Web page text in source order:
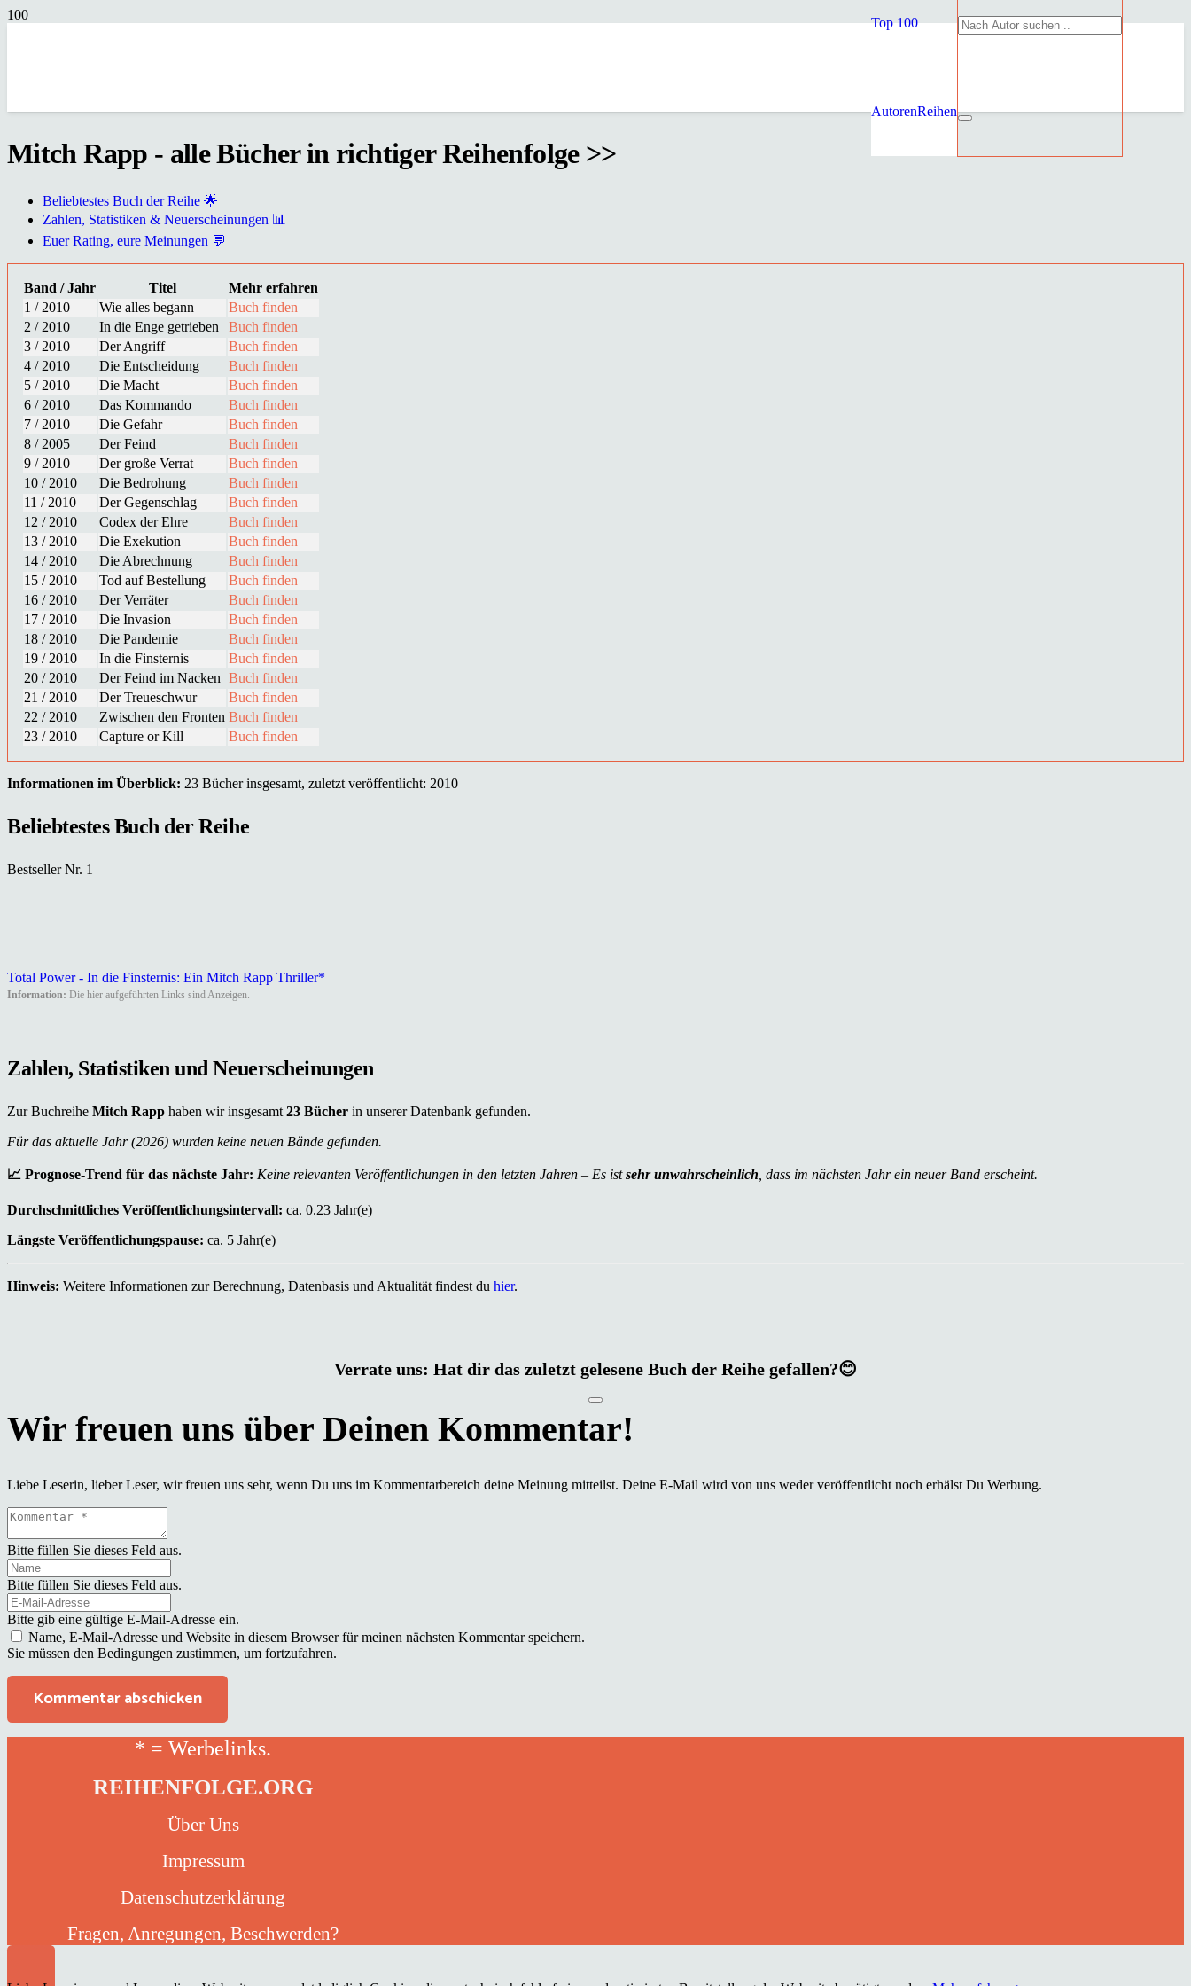
Top 100
AutorenReihen
Mitch Rapp - alle Bücher in richtiger Reihenfolge >>
Beliebtestes Buch der Reihe 🌟
Zahlen, Statistiken & Neuerscheinungen 📊
Euer Rating, eure Meinungen 💬
Band / Jahr Titel
Mehr erfahren
1 / 2010
Wie alles begann
Buch finden
2 / 2010
In die Enge getrieben
Buch finden
3 / 2010
Der Angriff
Buch finden
4 / 2010
Die Entscheidung
Buch finden
5 / 2010
Die Macht
Buch finden
6 / 2010
Das Kommando
Buch finden
7 / 2010
Die Gefahr
Buch finden
8 / 2005
Der Feind
Buch finden
9 / 2010
Der große Verrat
Buch finden
10 / 2010
Die Bedrohung
Buch finden
11 / 2010
Der Gegenschlag
Buch finden
12 / 2010
Codex der Ehre
Buch finden
13 / 2010
Die Exekution
Buch finden
14 / 2010
Die Abrechnung
Buch finden
15 / 2010
Tod auf Bestellung
Buch finden
16 / 2010
Der Verräter
Buch finden
17 / 2010
Die Invasion
Buch finden
18 / 2010
Die Pandemie
Buch finden
19 / 2010
In die Finsternis
Buch finden
20 / 2010
Der Feind im Nacken Buch finden
21 / 2010
Der Treueschwur
Buch finden
22 / 2010
Zwischen den Fronten Buch finden
23 / 2010
Capture or Kill Buch finden
Informationen im Überblick: 23 Bücher insgesamt, zuletzt veröffentlicht: 2010
Beliebtestes Buch der Reihe
Bestseller Nr. 1
Total Power - In die Finsternis: Ein Mitch Rapp Thriller*
Information: Die hier aufgeführten Links sind Anzeigen.
Zahlen, Statistiken und Neuerscheinungen
Zur Buchreihe Mitch Rapp haben wir insgesamt 23 Bücher in unserer Datenbank gefunden.
Für das aktuelle Jahr (2026) wurden keine neuen Bände gefunden.
📈 Prognose-Trend für das nächste Jahr: Keine relevanten Veröffentlichungen in den letzten Jahren – Es istsehr unwahrscheinlich , dass im nächsten Jahr ein neuer Band erscheint.
Durchschnittliches Veröffentlichungsintervall: ca. 0.23 Jahr(e)
Längste Veröffentlichungspause: ca. 5 Jahr(e)
Hinweis: Weitere Informationen zur Berechnung, Datenbasis und Aktualität findest du hier.
Verrate uns: Hat dir das zuletzt gelesene Buch der Reihe gefallen?😊
Liebe Leserin, lieber Leser, wir freuen uns sehr, wenn Du uns im Kommentarbereich deine Meinung mitteilst. Deine E-Mail wird von uns weder veröffentlicht noch erhälst Du Werbung.
Bitte füllen Sie dieses Feld aus.
Bitte füllen Sie dieses Feld aus.
Bitte gib eine gültige E-Mail-Adresse ein.
Name, E-Mail-Adresse und Website in diesem Browser für meinen nächsten Kommentar speichern.
Sie müssen den Bedingungen zustimmen, um fortzufahren.
Kommentar abschicken
* = Werbelinks.
REIHENFOLGE.ORG
Über Uns
Impressum
Datenschutzerklärung
Fragen, Anregungen, Beschwerden?